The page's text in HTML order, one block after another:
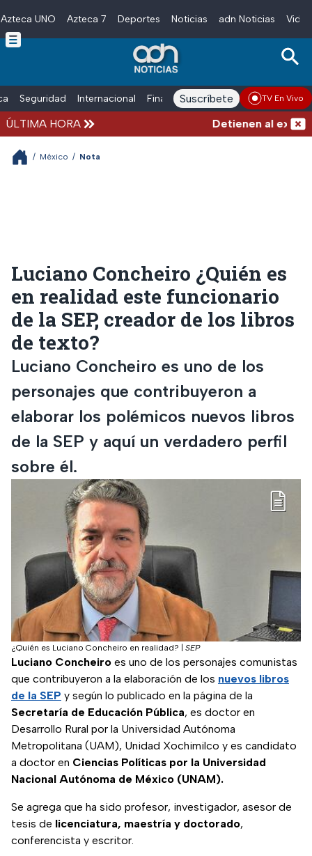
Skip to main content
Azteca UNO Azteca 7 Deportes Noticias adn Noticias
Seguridad Internacional Finanzas adn Noticias Radio
Suscríbete TV En Vivo
ÚLTIMA HORA Detienen al
/ México / Nota
Luciano Concheiro ¿Quién es
en realidad este funcionario
de la SEP, creador de los libros
de texto?
Luciano Concheiro es uno de los
personajes que contribuyeron a
elaborar los polémicos nuevos libros
de la SEP y aquí un verdadero perfil
sobre él.
¿Quién es Luciano Concheiro en realidad? SEP
Luciano Concheiro es uno de los personajes comunistas
que contribuyeron a la elaboración de los nuevos libros
de la SEP y según lo publicado en la página de la
Secretaría de Educación Pública, es doctor en
Desarrollo Rural por la Universidad Autónoma
Metropolitana (UAM), Unidad Xochimilco y es candidato
a doctor en Ciencias Políticas por la Universidad
Nacional Autónoma de México (UNAM).
Se agrega que ha sido profesor, investigador, asesor de
tesis de licenciatura, maestría y doctorado,
conferencista y escritor.